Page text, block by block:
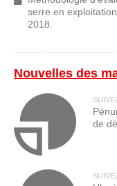
serre en
2018.
Nouvelles des
de